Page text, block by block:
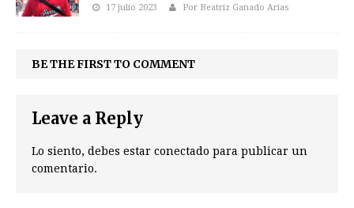
17 julio 2023 Por Beatriz Ganado Arias
BE THE FIRST TO COMMENT
Leave a Reply
Lo siento, debes estar conectado para publicar un
comentario.